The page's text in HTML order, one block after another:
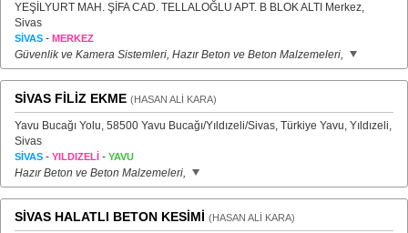
YEŞİLYURT MAH. ŞİFA CAD. TELLALOĞLU APT. B BLOK ALTI Merkez,
Sivas
SİVAS - MERKEZ
Güvenlik ve Kamera Sistemleri, Hazır Beton ve Beton Malzemeleri,
SİVAS FİLİZ EKME (HASAN ALİ KARA)
Yavu Bucağı Yolu, 58500 Yavu Bucağı/Yıldızeli/Sivas, Türkiye Yavu, Yıldızeli,
Sivas
SİVAS - YILDIZELİ - YAVU
Hazır Beton ve Beton Malzemeleri,
SİVAS HALATLI BETON KESİMİ (HASAN ALİ KARA)